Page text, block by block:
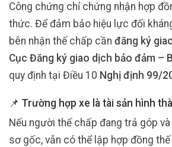
Công chứng chỉ chứng nhận hợp
thức. Để đảm bảo hiệu lực đối
bên nhận thế chấp cần đăng ký
Cục Đăng ký giao dịch bảo đảm –
quy định tại Điều 10 Nghị định 99/
📌 Trường hợp xe là tài sản hình
Nếu người thế chấp đang trả góp
sơ gốc, vẫn có thể lập hợp đồng